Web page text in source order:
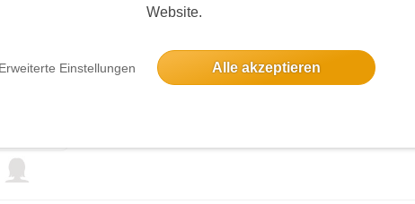
Website.
Erweiterte Einstellungen Alle akzeptieren